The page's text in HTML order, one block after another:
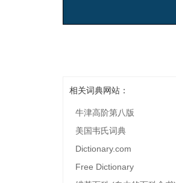
相关词典网站：
牛津高阶第八版
美国韦氏词典
Dictionary.com
Free Dictionary